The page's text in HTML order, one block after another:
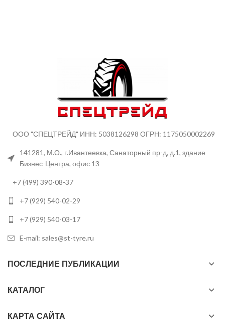
ООО "СПЕЦТРЕЙД" ИНН: 5038126298 ОГРН: 1175050002269
141281, М.О., г.Ивантеевка, Санаторный пр-д, д.1, здание
Бизнес-Центра, офис 13
+7 (499) 390-08-37
+7 (929) 540-02-29
+7 (929) 540-03-17
E-mail: sales@st-tyre.ru
ПОСЛЕДНИЕ ПУБЛИКАЦИИ
КАТАЛОГ
КАРТА САЙТА